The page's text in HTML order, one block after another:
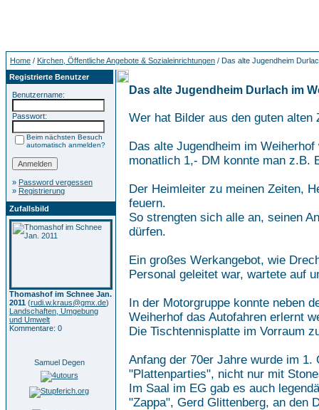
Home / Kirchen, Öffentliche Angebote & Sozialeinrichtungen / Das alte Jugendheim
Registrierte Benutzer
Benutzername:
Passwort:
Beim nächsten Besuch
automatisch anmelden?
» Password vergessen
» Registrierung
Zufallsbild
Thomashof im Schnee Jan.
2011 (rudi.w.kraus@gmx.de)
Landschaften, Umgebung
und Umwelt
Kommentare: 0
Samuel Degen
Das alte Jugendheim Durlach im
Wer hat Bilder aus den guten alten
Das alte Jugendheim im
monatlich 1,- DM konnte man z.B.
Der Heimleiter zu meinen Zeiten,
feuern.
So strengten sich alle an, seinen
dürfen.
Ein großes Werkangebot, wie
Personal geleitet war, wartete auf
In der Motorgruppe konnte neben
Weiherhof das Autofahren erlernt
Die Tischtennisplatte im Vorraum
Anfang der 70er Jahre wurde im
"Plattenparties", nicht nur mit
Im Saal im EG gab es auch
"Zappa", Gerd Glittenberg, an den